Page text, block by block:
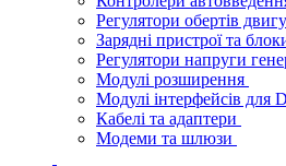
Регулятори обертів
Зарядні пристрої та
Регулятори напруги
Модулі розширення
Модулі інтерфейсів
Кабелі та адаптери
Модеми та шлюзи